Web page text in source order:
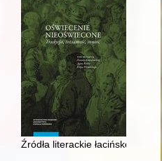
archiwów : katalog wystawy
Źródła literackie